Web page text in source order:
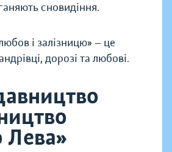
сновидіння.
і залізницю» — це
дорозі та любові.
Лева»